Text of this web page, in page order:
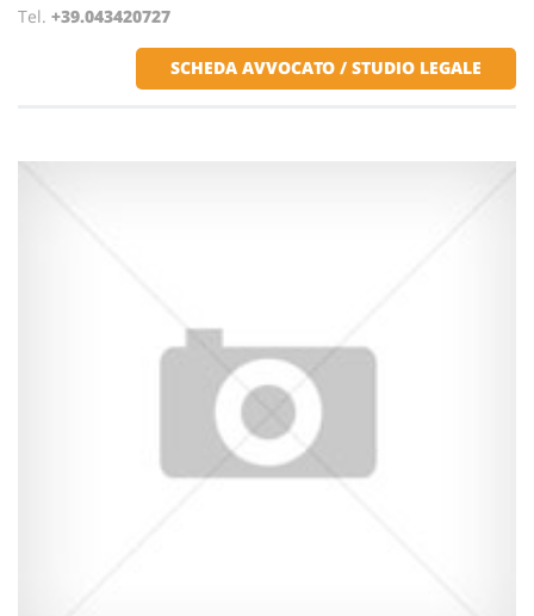
Tel. +39.043420727
SCHEDA AVVOCATO / STUDIO LEGALE